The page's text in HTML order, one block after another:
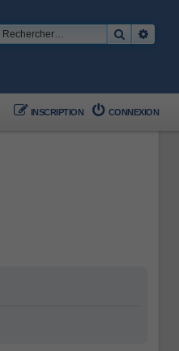
Rechercher
CONNEXION
INSCRIPTION